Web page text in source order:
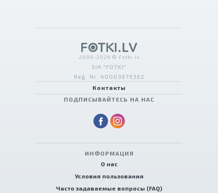
2000-2026 © Fotki.lv
SIA "FOTKI"
Reģ. Nr. 40003679362
Контакты
ПОДПИСЫВАЙТЕСЬ НА НАС
ИНФОРМАЦИЯ
О нас
Условия пользования
Часто задаваемые вопросы (FAQ)